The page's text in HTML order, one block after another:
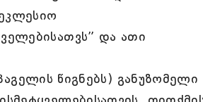
და ათი
წიგნებს) განუზომელი